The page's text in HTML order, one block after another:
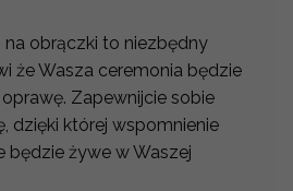
na obrączki to niezbędny
że Wasza ceremonia będzie
oprawę. Zapewnijcie sobie
dzięki której wspomnienie
będzie żywe w Waszej